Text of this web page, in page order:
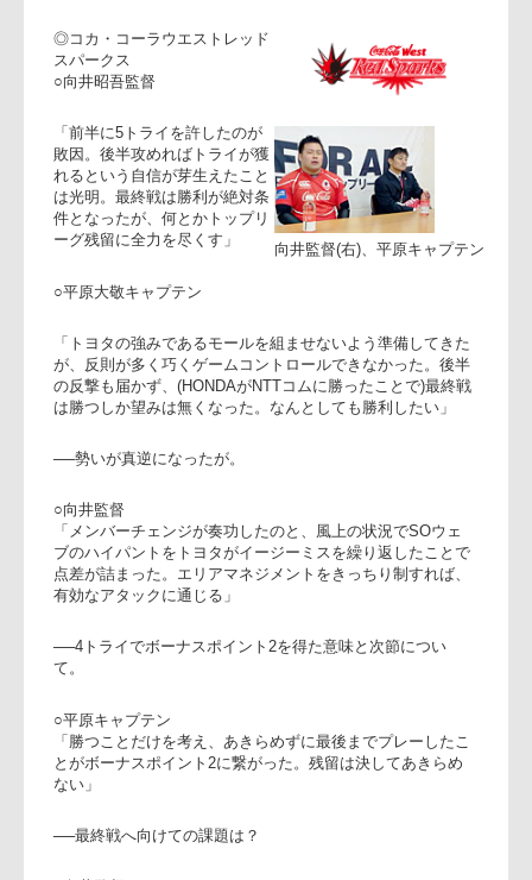
◎コカ・コーラウエストレッド
○向井昭吾監督
「前半に5トライを許したのが
敗因。後半攻めればトライが獲
れるという自信が芽生えたこと
は光明。最終戦は勝利が絶対条
ーグ残留に全力を尽くす」
○平原大敬キャプテン
「トヨタの強みであるモールを組ませないよう準備してきた
が、反則が多く巧くゲームコントロールできなかった。後半
は勝つしか望みは無くなった。なんとしても勝利したい」
○向井監督
「メンバーチェンジが奏功したのと、風上の状況でSOウェ
点差が詰まった。エリアマネジメントをきっちり制すれば、